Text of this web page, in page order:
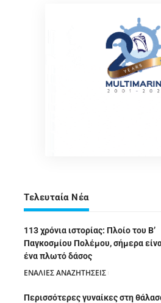
Τελευταία Νέα
113 χρόνια ιστορίας: Πλοίο του Β’
Παγκοσμίου Πολέμου, σήμερα
ένα πλωτό δάσος
ΕΝΑΛΙΕΣ ΑΝΑΖΗΤΗΣΕΙΣ
Περισσότερες γυναίκες στη